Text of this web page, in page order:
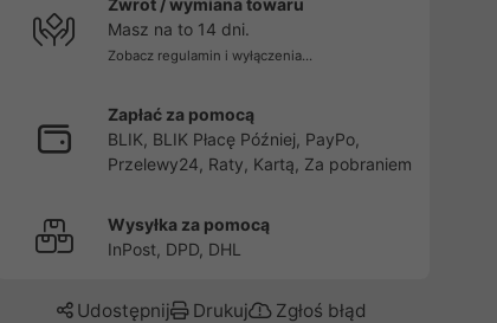
Zwrot / wymiana towaru
Masz na to 14 dni.
Zobacz regulamin i wyłączenia...
Zapłać za pomocą
BLIK, BLIK Płacę Później, PayPo,
Przelewy24, Raty, Kartą, Za pobraniem
Wysyłka za pomocą
InPost, DPD, DHL
Udostępnij Drukuj Zgłoś błąd